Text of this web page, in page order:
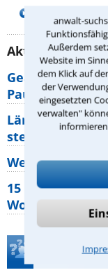
anwalt-
Außerdem
Website im
dem Klick auf
der
eingesetzten
verwalten"
Anwalt
Aktuelle
Geänderte
Lärm von den
stehen mir zu?
Wer muss
15 elementare